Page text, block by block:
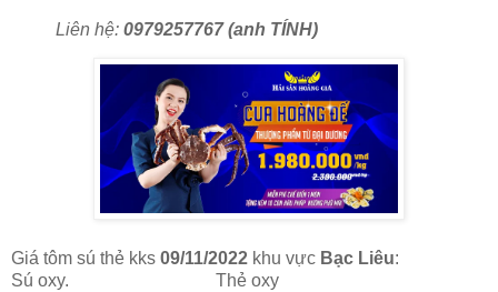
Liên hệ: 0979257767 (anh TÍNH)
Giá tôm sú thẻ kks 09/11/2022 khu vực Bạc Liêu:
Sú oxy. Thẻ oxy